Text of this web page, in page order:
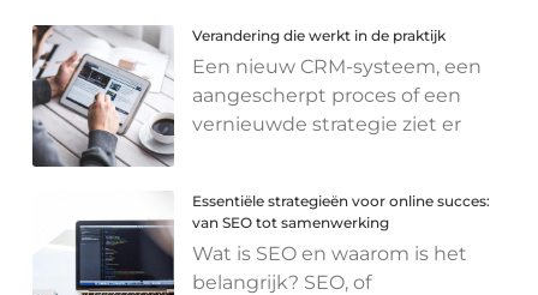
Verandering die werkt in de praktijk
Een nieuw CRM-systeem, een
aangescherpt proces of een
vernieuwde strategie ziet er
Essentiële strategieën voor online succes:
van SEO tot samenwerking
Wat is SEO en waarom is het
belangrijk? SEO, of